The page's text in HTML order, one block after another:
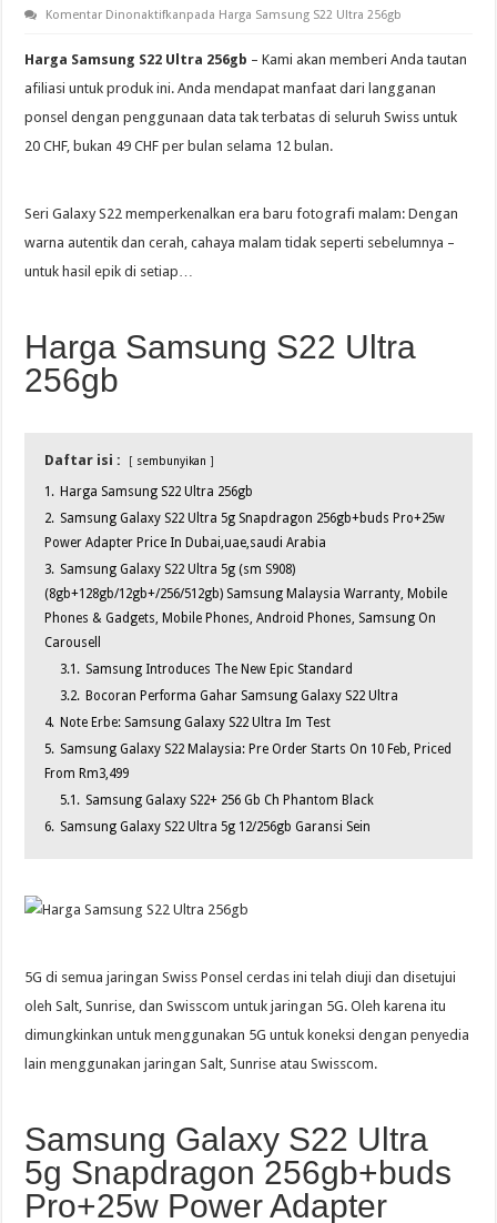
Komentar Dinonaktifkanpada Harga Samsung S22 Ultra 256gb
Harga Samsung S22 Ultra 256gb – Kami akan memberi Anda tautan
afiliasi untuk produk ini. Anda mendapat manfaat dari langganan
ponsel dengan penggunaan data tak terbatas di seluruh Swiss untuk
20 CHF, bukan 49 CHF per bulan selama 12 bulan.
Seri Galaxy S22 memperkenalkan era baru fotografi malam: Dengan
warna autentik dan cerah, cahaya malam tidak seperti sebelumnya –
untuk hasil epik di setiap…
Harga Samsung S22 Ultra
256gb
Daftar isi : sembunyikan
1. Harga Samsung S22 Ultra 256gb
2. Samsung Galaxy S22 Ultra 5g Snapdragon 256gb+buds Pro+25w
Power Adapter Price In Dubai,uae,saudi Arabia
3. Samsung Galaxy S22 Ultra 5g (sm S908)
(8gb+128gb/12gb+/256/512gb) Samsung Malaysia Warranty, Mobile
Phones & Gadgets, Mobile Phones, Android Phones, Samsung On
Carousell
3.1. Samsung Introduces The New Epic Standard
3.2. Bocoran Performa Gahar Samsung Galaxy S22 Ultra
4. Note Erbe: Samsung Galaxy S22 Ultra Im Test
5. Samsung Galaxy S22 Malaysia: Pre Order Starts On 10 Feb, Priced
From Rm3,499
5.1. Samsung Galaxy S22+ 256 Gb Ch Phantom Black
6. Samsung Galaxy S22 Ultra 5g 12/256gb Garansi Sein
5G di semua jaringan Swiss Ponsel cerdas ini telah diuji dan disetujui
oleh Salt, Sunrise, dan Swisscom untuk jaringan 5G. Oleh karena itu
dimungkinkan untuk menggunakan 5G untuk koneksi dengan penyedia
lain menggunakan jaringan Salt, Sunrise atau Swisscom.
Samsung Galaxy S22 Ultra
5g Snapdragon 256gb+buds
Pro+25w Power Adapter